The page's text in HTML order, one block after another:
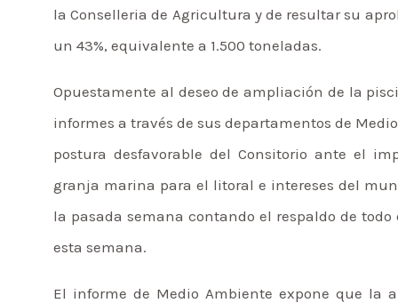
la Conselleria de Agricultura y de resultar su
un 43%, equivalente a 1.500 toneladas.
Opuestamente al deseo de ampliación de la
informes a través de sus departamentos de
postura desfavorable del Consitorio ante el
granja marina para el litoral e intereses del
la pasada semana contando el respaldo de
esta semana.
El informe de Medio Ambiente expone que la